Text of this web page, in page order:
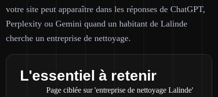
votre site peut apparaître dans les réponses de ChatGPT,
Perplexity ou Gemini quand un habitant de Lalinde
cherche un entreprise de nettoyage.
L'essentiel à retenir
Page ciblée sur 'entreprise de nettoyage Lalinde'